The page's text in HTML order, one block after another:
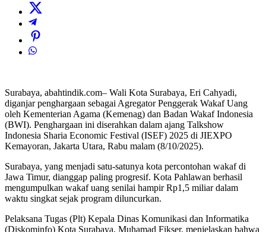
Surabaya, abahtindik.com– Wali Kota Surabaya, Eri Cahyadi,
diganjar penghargaan sebagai Agregator Penggerak Wakaf Uang
oleh Kementerian Agama (Kemenag) dan Badan Wakaf Indonesia
(BWI). Penghargaan ini diserahkan dalam ajang Talkshow
Indonesia Sharia Economic Festival (ISEF) 2025 di JIEXPO
Kemayoran, Jakarta Utara, Rabu malam (8/10/2025).
Surabaya, yang menjadi satu-satunya kota percontohan wakaf di
Jawa Timur, dianggap paling progresif. Kota Pahlawan berhasil
mengumpulkan wakaf uang senilai hampir Rp1,5 miliar dalam
waktu singkat sejak program diluncurkan.
Pelaksana Tugas (Plt) Kepala Dinas Komunikasi dan Informatika
(Diskominfo) Kota Surabaya, Muhamad Fikser, menjelaskan bahwa